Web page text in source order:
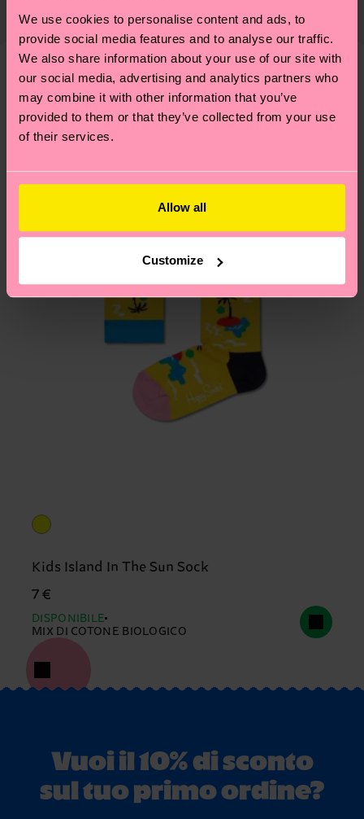
We use cookies to personalise content and ads, to
provide social media features and to analyse our traffic.
We also share information about your use of our site with
our social media, advertising and analytics partners who
may combine it with other information that you’ve
provided to them or that they’ve collected from your use
of their services.
Allow all
Customize
emissioni, amore per i calzini… e tantissime altre
piccole-grandi scelte responsabili! Vuoi scoprire
tutti i nostri segreti (e qualche dritta utile)? Dai
un’occhiata alla nostrapagina sulla sostenibilità!
di spedizione è di 5-8 giorni lavorativi. Tieni
presente che si tratta solo di una stima: la
consegna effettiva dipende dai servizi postali
locali.
Hai domande sui resi? Visita la nostra paginaResi
per trovare le risposte alle domande più comuni.
Secondo noi, ti piacerà
Kids Island In The Sun Sock
7 €
DISPONIBILE
MIX DI COTONE BIOLOGICO
Vuoi il 10% di sconto
sul tuo primo ordine?